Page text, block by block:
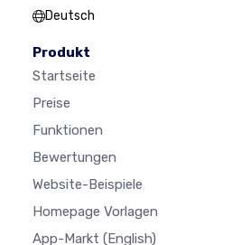
Deutsch
Produkt
Startseite
Preise
Funktionen
Bewertungen
Website-Beispiele
Homepage Vorlagen
App-Markt (English)